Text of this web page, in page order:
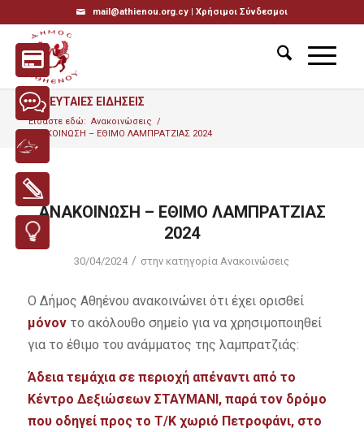
mail@athienou.org.cy | Χρήσιμοι Σύνδεσμοι
ΤΕΛΕΥΤΑΙΕΣ ΕΙΔΗΣΕΙΣ
Είσαστε εδώ: Ανακοινώσεις /
ΑΝΑΚΟΙΝΩΣΗ – ΕΘΙΜΟ ΛΑΜΠΡΑΤΖΙΑΣ 2024
ΑΝΑΚΟΙΝΩΣΗ – ΕΘΙΜΟ ΛΑΜΠΡΑΤΖΙΑΣ
2024
30/04/2024 / στην κατηγορίαΑνακοινώσεις
Ο Δήμος Αθηένου ανακοινώνει ότι έχει ορισθεί
μόνοντο ακόλουθο σημείο για να χρησιμοποιηθεί
για το έθιμο του ανάμματος της λαμπρατζιάς:
Άδεια τεμάχια σε περιοχή απέναντι από το
Κέντρο Δεξιώσεων ΣΤΑΥΜΑΝΙ, παρά τον δρόμο
που οδηγεί προς το Τ/Κ χωριό Πετροφάνι, στο